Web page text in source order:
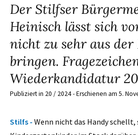
Der Stilfser
Heinisch lässt sich
nicht zu sehr aus der
bringen.
Wiederkandidatur
Publiziert in 20 / 2024 - Erschienen am 5.
Stilfs - Wenn nicht das Handy schellt,